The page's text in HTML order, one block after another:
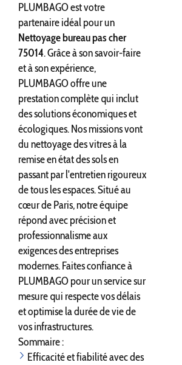
PLUMBAGO est votre
partenaire idéal pour un
Nettoyage bureau pas cher
75014. Grâce à son savoir-faire
et à son expérience,
PLUMBAGO offre une
prestation complète qui inclut
des solutions économiques et
écologiques. Nos missions vont
du nettoyage des vitres à la
remise en état des sols en
passant par l'entretien rigoureux
de tous les espaces. Situé au
cœur de Paris, notre équipe
répond avec précision et
professionnalisme aux
exigences des entreprises
modernes. Faites confiance à
PLUMBAGO pour un service sur
mesure qui respecte vos délais
et optimise la durée de vie de
vos infrastructures.
Sommaire :
Efficacité et fiabilité avec des